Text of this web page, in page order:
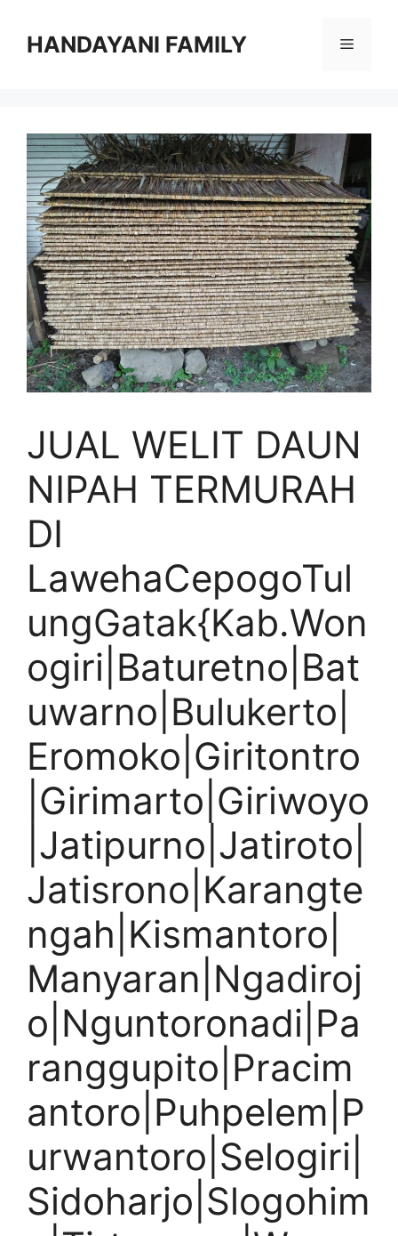
HANDAYANI FAMILY Menu
JUAL WELIT DAUN
NIPAH TERMURAH
DI
LawehaCepogoTul
ungGatak{Kab.Won
ogiri|Baturetno|Bat
uwarno|Bulukerto|
Eromoko|Giritontro
|Girimarto|Giriwoyo
|Jatipurno|Jatiroto|
Jatisrono|Karangte
ngah|Kismantoro|
Manyaran|Ngadiroj
o|Nguntoronadi|Pa
ranggupito|Pracim
antoro|Puhpelem|P
urwantoro|Selogiri|
Sidoharjo|Slogohim